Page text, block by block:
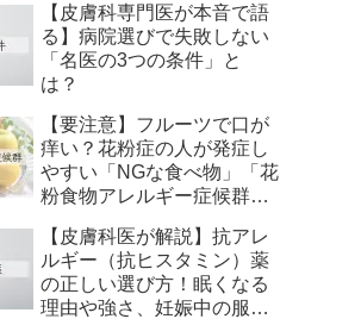
川・溝の口】
【皮膚科専門医が本音で語
る】病院選びで失敗しない
「名医の3つの条件」と
は？
【要注意】フルーツで口が
痒い？花粉症の人が発症し
やすい「NGな食べ物」「花
粉食物アレルギー症候群」
説】 にします
【皮膚科医が解説】抗アレ
ルギー（抗ヒスタミン）薬
の正しい選び方！眠くなる
理由や強さ、妊娠中の服用